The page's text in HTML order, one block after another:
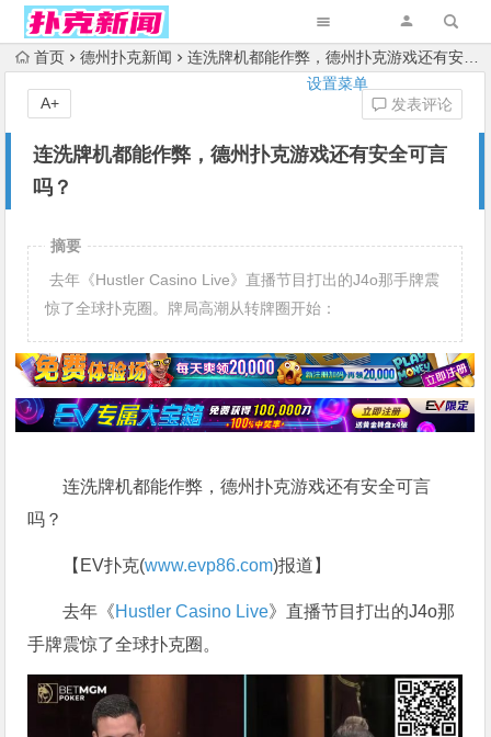
设置菜单
首页 德州扑克新闻 连洗牌机都能作弊，德州扑克游戏还有安全可言吗？
连洗牌机都能作弊，德州扑克游戏还有安全可言
吗？
发表评论
A+
摘要
去年《Hustler Casino Live》直播节目打出的J4o那手牌震
惊了全球扑克圈。牌局高潮从转牌圈开始：
连洗牌机都能作弊，德州扑克游戏还有安全可言
吗？
【EV扑克(www.evp86.com)报道】
去年《Hustler Casino Live》直播节目打出的J4o那
手牌震惊了全球扑克圈。